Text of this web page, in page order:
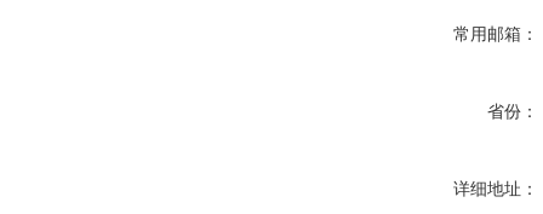
常用邮箱：
省份：
详细地址：